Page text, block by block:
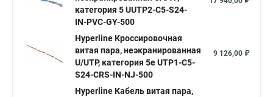
категория 5 UUTP2-C5-S24-
IN-PVC-GY-500
Hyperline Кроссировочная
витая пара, неэкранированная
U/UTP, категория 5e UTP1-C5-
S24-CRS-IN-NJ-500
9 126,00 ₽
Hyperline Кабель витая пара,